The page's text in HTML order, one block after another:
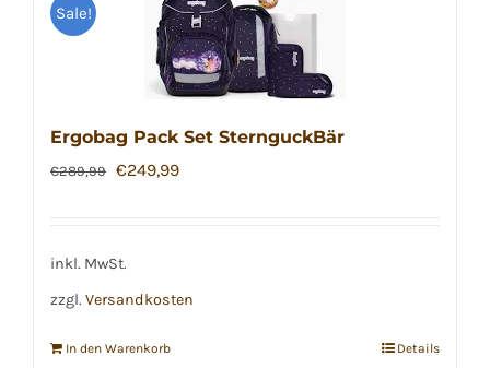
Sale!
Ergobag Pack Set SternguckBär
€289,99 Ursprünglicher
€289,99
€249,99Aktueller
inkl. MwSt.
zzgl. Versandkosten
In den Warenkorb Details